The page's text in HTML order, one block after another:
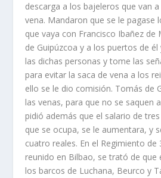
descarga a los bajeleros que van
vena. Mandaron que se le pagase
que vaya con Francisco Ibañez de
de Guipúzcoa y a los puertos de
las dichas personas y tome las
para evitar la saca de vena a los
ello se le dio comisión. Tomás de
las venas, para que no se saquen
pidió además que el salario de
que se ocupa, se le aumentara, y
cuatro reales. En el Regimiento
reunido en Bilbao, se trató de que
los barcos de Luchana, Beurco y